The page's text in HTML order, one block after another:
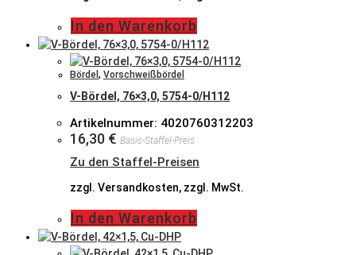
In den Warenkorb
Bördel , Vorschweißbördel
V-Bördel, 76×3,0, 5754-0/H112
Artikelnummer: 4020760312203
16,30 € Basis-Staffel-Preis
Zu den Staffel-Preisen
zzgl. Versandkosten, zzgl. MwSt.
In den Warenkorb